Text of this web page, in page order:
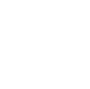
Alfarnate
axárquico